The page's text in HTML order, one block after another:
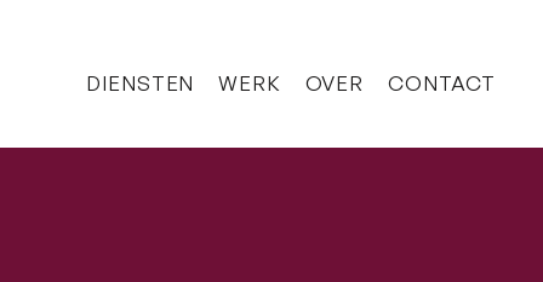
DIENSTEN WERK OVER CONTACT